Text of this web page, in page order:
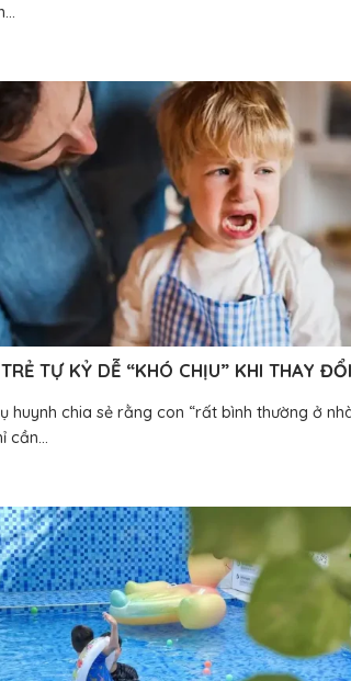
TỰ KỶ DỄ “KHÓ CHỊU” KHI THAY
GIẢI MÃ BÍ MẬT CỦA NÃO BỘ TRẺ
huynh chia sẻ rằng con “rất bình thường ở
cần...